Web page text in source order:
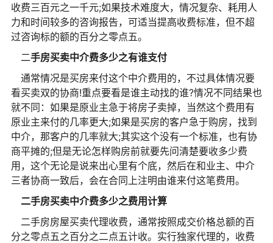
收费三百元之一千元;如果技术难度大，情况复杂、耗用人
力和时间较多的咨询报告，可适当提高收费标准，但不超
过咨询标的额的百分之零点五。
二手房买卖中介费多少之有谁支付
通常情况是买房来付这个中介费用的，不过具体情况要
看买卖双的协商!重点要看是谁主动找的谁?情况不同结果也
就不同：如果是原业主急于将房子卖掉，当然这个费用有
原业主来付的几率更大;如果是买房的客户急于购房，找到
中介，那客户的几率就大;其实这个没有一个标准，也有协
商平摊的;但是无论怎样购房前就要先问清楚要收多少费
用，这个无论是说来出心里有个底，然后在和业主、中介
三者协商一致后，会在合同上注明由谁来付这笔费用。
二手房买卖中介费多少之费用计算
二手房房屋买卖代理收费，通常按照成交价格总额的百
分之零点五之百分之二点五计收。实行独家代理的，收费